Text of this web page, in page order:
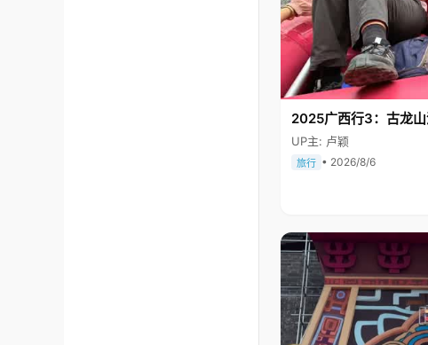
2025广西行3：古龙
UP主: 卢颖
旅行 • 2026/8/6